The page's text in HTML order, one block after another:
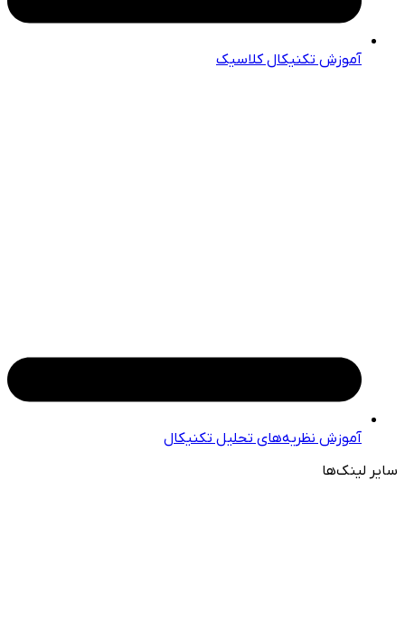
آموزش تکنیکال کلاسیک
آموزش نظریه‌های تحلیل تکنیکال
سایر لینک‌ها